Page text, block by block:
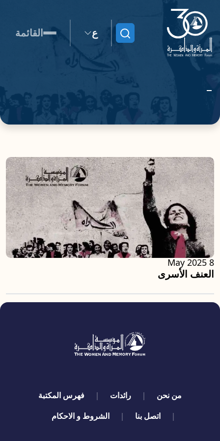
ابحث ع القائمة
العنف الأسرى
8 May 2025
quick links
من نحن رائدات
فهرس المكتبة
اتصل بنا
الشروط و الاحكام